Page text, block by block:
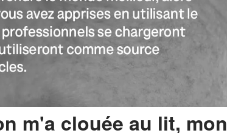
m'a clouée au lit, mon